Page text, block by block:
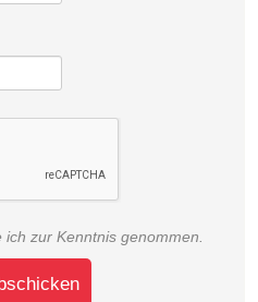
ich zur Kenntnis genommen.